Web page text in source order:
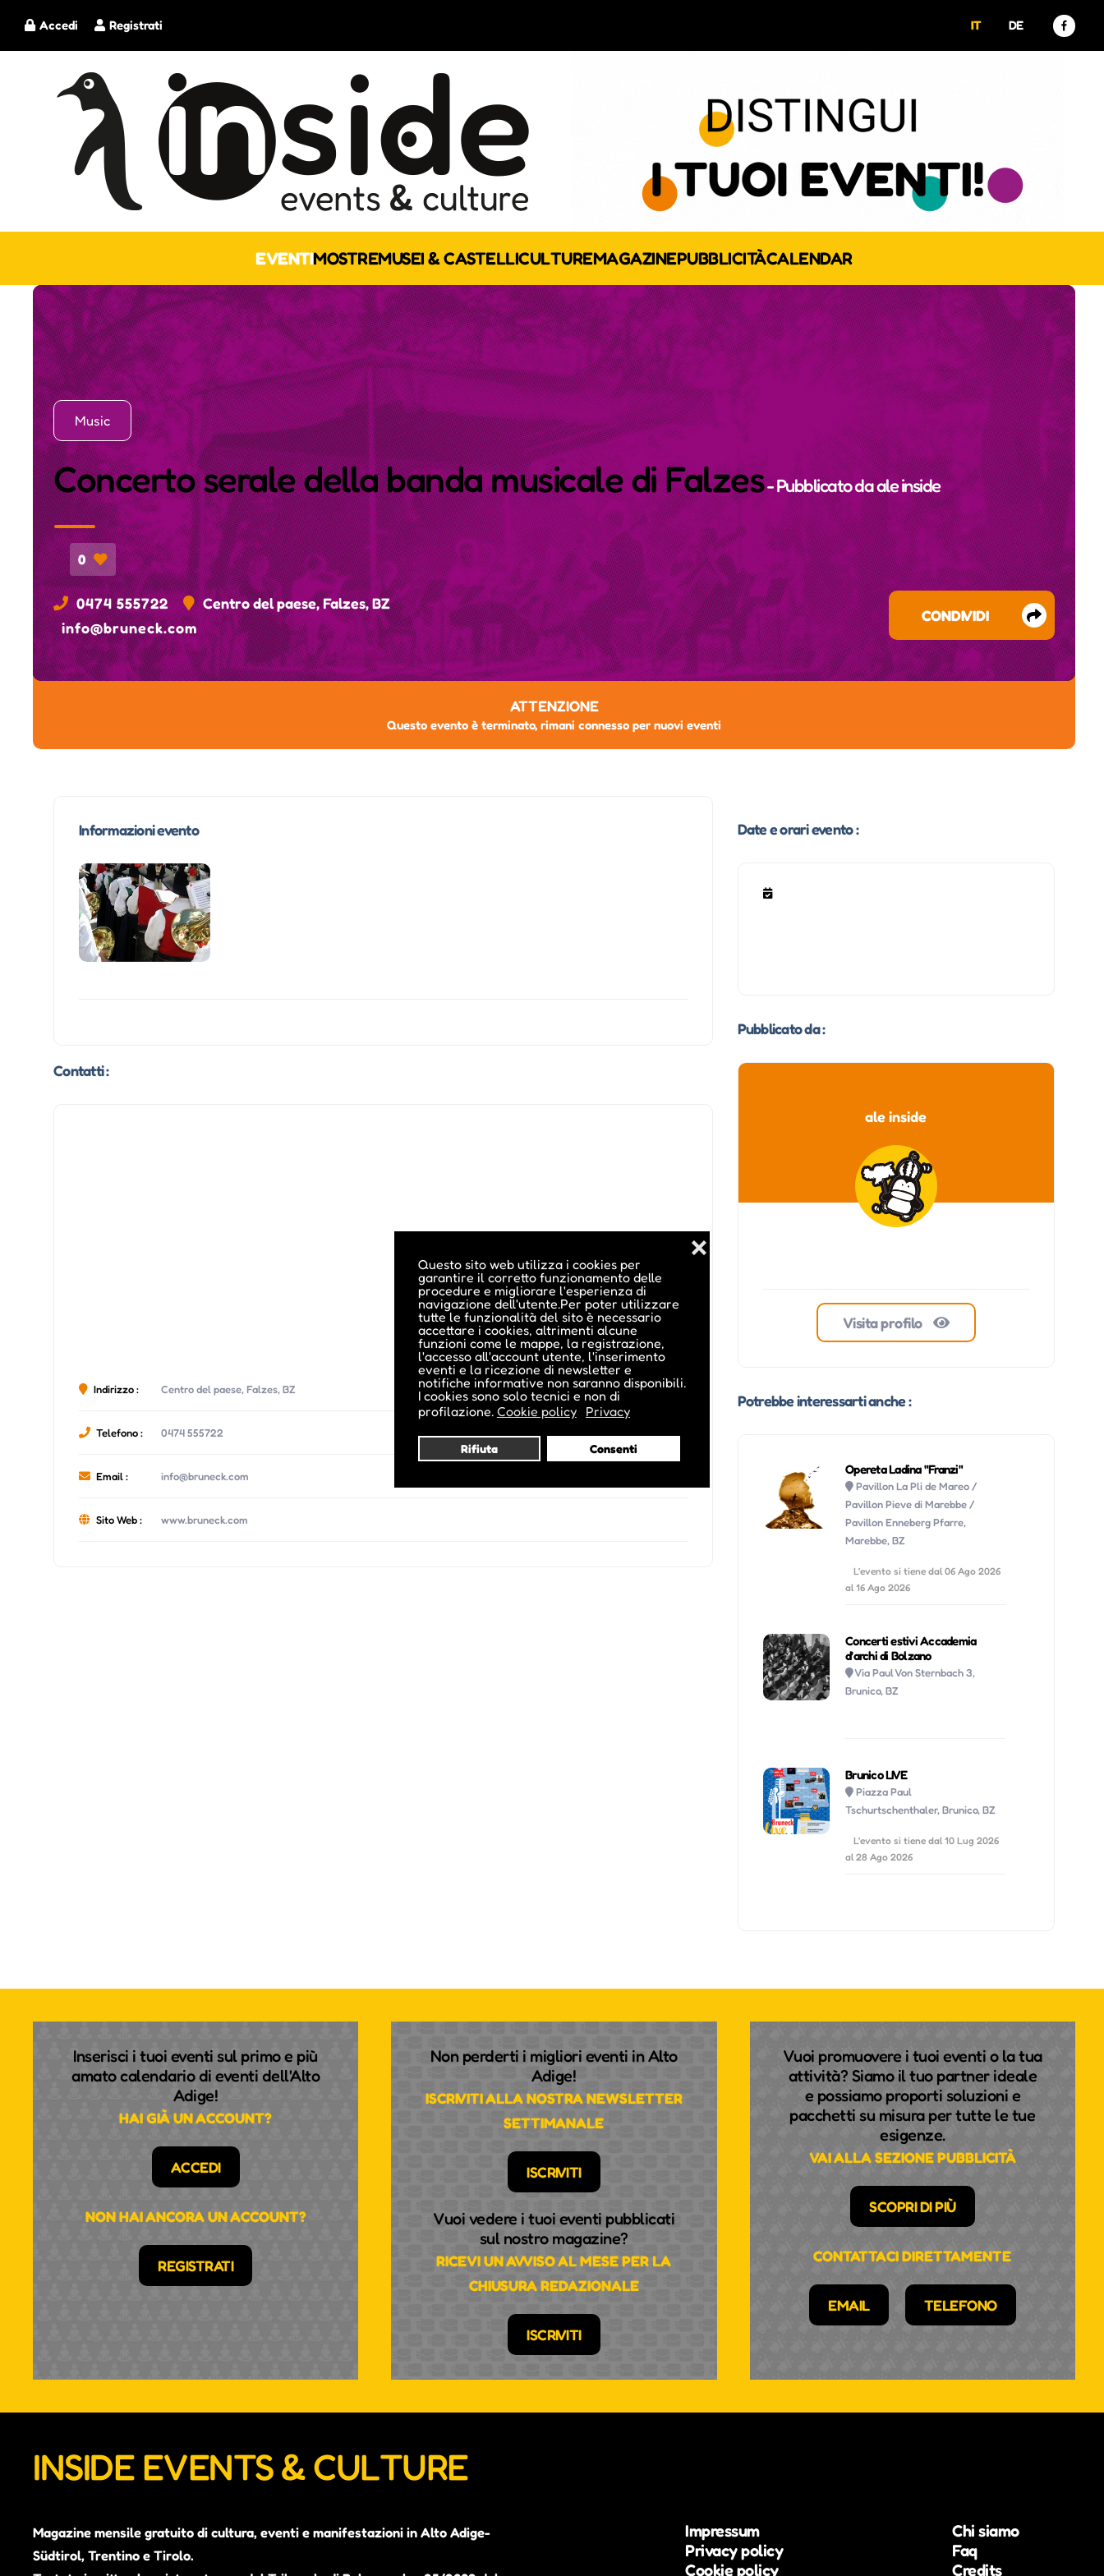
Questo sito web utilizza i cookies per
garantire il corretto funzionamento delle
procedure e migliorare l'esperienza di
navigazione dell'utente.Per poter utilizzare
tutte le funzionalità del sito è necessario
accettare i cookies, altrimenti alcune
funzioni come le mappe, la registrazione,
l'accesso all'account utente, l'inserimento
eventi e la ricezione di newsletter e
notifiche informative non saranno disponibili.
I cookies sono solo tecnici e non di
profilazione. Cookie policy Privacy
Rifiuta Consenti
❌
Registrati
Accedi IT DE
EVENTIMOSTREMUSEI & CASTELLICULTUREMAGAZINEPUBBLICITÀCALENDAR
Music
Concerto serale della banda musicale di Falzes- Pubblicato daale inside
0
0474 555722
Centro del paese, Falzes, BZ
info@bruneck.com
CONDIVIDI
ATTENZIONE
Questo evento è terminato, rimani connesso per nuovi eventi
Informazioni evento
Contatti :
Indirizzo : Centro del paese, Falzes, BZ
Telefono : 0474 555722
Email : info@bruneck.com
Sito Web : www.bruneck.com
Date e orari evento :
Pubblicato da :
ale inside
Visita profilo
Potrebbe interessarti anche :
Opereta Ladina "Franzi"
Pavillon La Pli de Mareo /
Pavillon Pieve di Marebbe /
Pavillon Enneberg Pfarre,
Marebbe, BZ
L'evento si tiene dal 06 Ago 2026
al 16 Ago 2026
Concerti estivi Accademia
d'archi di Bolzano
Via Paul Von Sternbach 3,
Brunico, BZ
Brunico LIVE
Piazza Paul
Tschurtschenthaler, Brunico, BZ
L'evento si tiene dal 10 Lug 2026
al 28 Ago 2026
Inserisci i tuoi eventi sul primo e più
amato calendario di eventi dell'Alto
Adige!
HAI GIÀ UN ACCOUNT?
ACCEDI
NON HAI ANCORA UN ACCOUNT?
REGISTRATI
Non perderti i migliori eventi in Alto
Adige!
ISCRIVITI ALLA NOSTRA NEWSLETTER
SETTIMANALE
ISCRIVITI
Vuoi vedere i tuoi eventi pubblicati
sul nostro magazine?
RICEVI UN AVVISO AL MESE PER LA
CHIUSURA REDAZIONALE
ISCRIVITI
Vuoi promuovere i tuoi eventi o la tua
attività? Siamo il tuo partner ideale
e possiamo proporti soluzioni e
pacchetti su misura per tutte le tue
esigenze.
VAI ALLA SEZIONE PUBBLICITÀ
SCOPRI DI PIÙ
CONTATTACI DIRETTAMENTE
EMAIL TELEFONO
INSIDE EVENTS & CULTURE
Magazine mensile gratuito di cultura, eventi e manifestazioni in Alto Adige-
Südtirol, Trentino e Tirolo.
Impressum
Privacy policy
Cookie policy
Chi siamo
Faq
Credits